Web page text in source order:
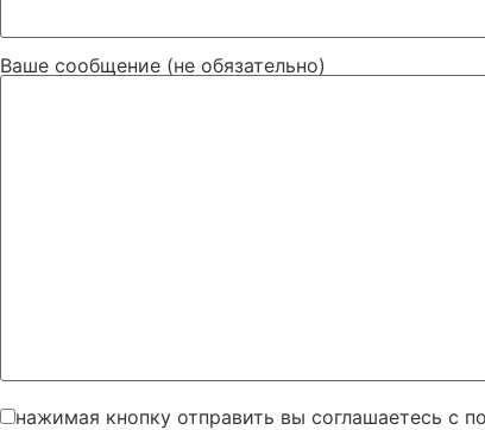
Ваше сообщение (не обязательно)
нажимая кнопку отправить вы соглашаетесь с